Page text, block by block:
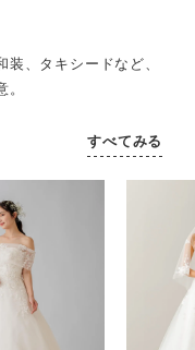
、タキシードなど、
すべてみる